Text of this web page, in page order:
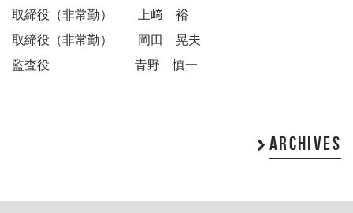
取締役（非常勤） 上﨑 裕
取締役（非常勤） 岡田 晃夫
監査役 青野 慎一
ARCHIVES